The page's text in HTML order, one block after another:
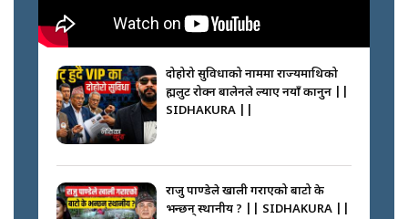
कप्तानगञ्जपछि मधेसमा के हुँदैछ ?
आगो निभाउने कि तेल थप्ने ? WHATS
HAPPENING IN MADHESH ? ||
भयो ? के के भयो ? || SUNSARI
CASE || SIDHAKURA || THE
REPORTER ||
दोहोरो सुविधाको नाममा राज्यमाथिको
ब्रह्मलुट रोक्न बालेनले ल्याए नयाँ कानुन ||
SIDHAKURA ||
राजु पाण्डेले खाली गराएको बाटो के
भन्छन् स्थानीय ? || SIDHAKURA ||